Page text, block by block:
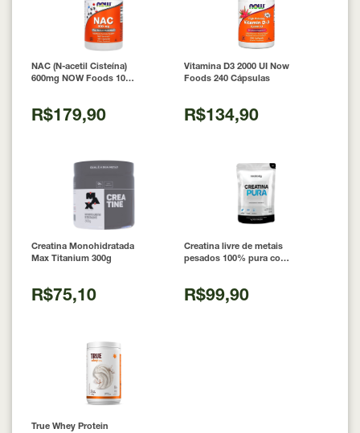
NAC (N-acetil Cisteína)
600mg NOW Foods 100
R$179,90
Vitamina D3 2000 UI Now
Foods 240 Cápsulas
R$134,90
Creatina Monohidratada
Max Titanium 300g
R$75,10
Creatina livre de metais
pesados 100% pura com
R$99,90
True Whey Protein